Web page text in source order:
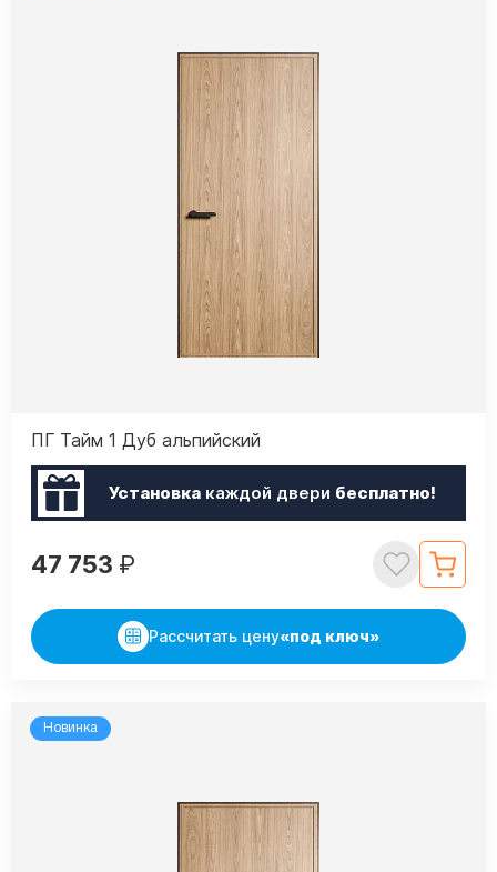
ПГ Тайм 1 Дуб альпийский
Установкакаждой двери бесплатно!
47 753 ₽
Рассчитать цену«под ключ»
Новинка